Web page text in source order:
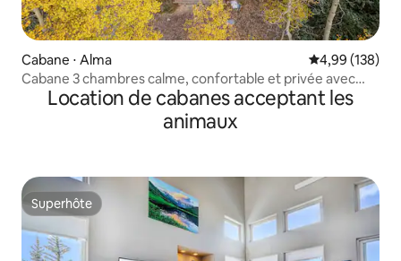
Cabane ⋅ Alma Évaluation
4,99 (138)
Cabane 3 chambres calme, confortable et privée avec
jacuzzi et Wi-Fi
Location de cabanes acceptant les
animaux
Superhôte
Superhôte